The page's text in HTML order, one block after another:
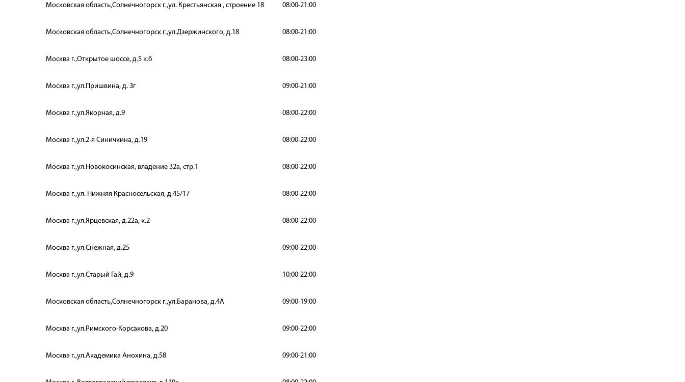
Московская область,Солнечногорск г.,ул. Крестьянская , строение 18 08:00-21:00
Московская область,Солнечногорск г.,ул.Дзержинского, д.18 08:00-21:00
Москва г.,Открытое шоссе, д.5 к.6 08:00-23:00
Москва г.,ул.Пришвина, д. 3г 09:00-21:00
Москва г.,ул.Якорная, д.9 08:00-22:00
Москва г.,ул.2-я Синичкина, д.19 08:00-22:00
Москва г.,ул.Новокосинская, владение 32а, стр.1 08:00-22:00
Москва г.,ул. Нижняя Красносельская, д.45/17 08:00-22:00
Москва г.,ул.Ярцевская, д.22а, к.2 08:00-22:00
Москва г.,ул.Снежная, д.25 09:00-22:00
Москва г.,ул.Старый Гай, д.9 10:00-22:00
Московская область,Солнечногорск г.,ул.Баранова, д.4А 09:00-19:00
Москва г.,ул.Римского-Корсакова, д.20 09:00-22:00
Москва г.,ул.Академика Анохина, д.58 09:00-21:00